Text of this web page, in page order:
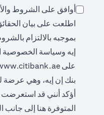
أوافق على الشروط
اطلعت على بيان
بموجبه بالالتزام
إيه وسياسة الخصوصية
على
بنك إن إيه، وهي عرضة
أؤكد أنني قد استعرضت
المتوفرة هنا new tab
إلى جانب